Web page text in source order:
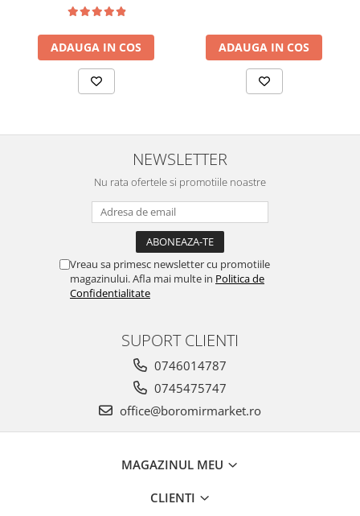
Halva
Nuga
ADAUGA IN COS ADAUGA IN COS
NEWSLETTER
Nu rata ofertele si promotiile noastre
Vreau sa primesc newsletter cu promotiile
magazinului. Afla mai multe in Politica de
Confidentialitate
SUPORT CLIENTI
0746014787
0745475747
office@boromirmarket.ro
MAGAZINUL MEU
CLIENTI